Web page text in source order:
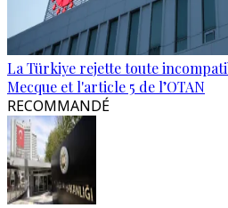
La Türkiye rejette toute
Mecque et l'article 5 de l’OTAN
RECOMMANDÉ